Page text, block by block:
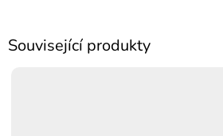
Související produkty